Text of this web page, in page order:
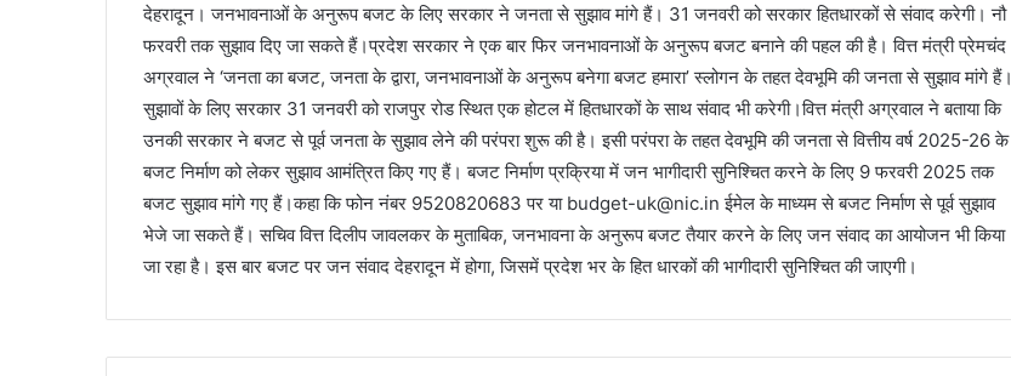
देहरादून। जनभावनाओं के अनुरूप बजट के लिए सरकार ने जनता से सुझाव मांगे हैं। 31 जनवरी को सरकार हितधारकों से संवाद करेगी। नौ
फरवरी तक सुझाव दिए जा सकते हैं।प्रदेश सरकार ने एक बार फिर जनभावनाओं के अनुरूप बजट बनाने की पहल की है। वित्त मंत्री प्रेमचंद
अग्रवाल ने ‘जनता का बजट, जनता के द्वारा, जनभावनाओं के अनुरूप बनेगा बजट हमारा’ स्लोगन के तहत देवभूमि की जनता से सुझाव मांगे हैं।
सुझावों के लिए सरकार 31 जनवरी को राजपुर रोड स्थित एक होटल में हितधारकों के साथ संवाद भी करेगी।वित्त मंत्री अग्रवाल ने बताया कि
उनकी सरकार ने बजट से पूर्व जनता के सुझाव लेने की परंपरा शुरू की है। इसी परंपरा के तहत देवभूमि की जनता से वित्तीय वर्ष 2025-26 के
बजट निर्माण को लेकर सुझाव आमंत्रित किए गए हैं। बजट निर्माण प्रक्रिया में जन भागीदारी सुनिश्चित करने के लिए 9 फरवरी 2025 तक
बजट सुझाव मांगे गए हैं।कहा कि फोन नंबर 9520820683 पर या budget-uk@nic.in ईमेल के माध्यम से बजट निर्माण से पूर्व सुझाव
भेजे जा सकते हैं। सचिव वित्त दिलीप जावलकर के मुताबिक, जनभावना के अनुरूप बजट तैयार करने के लिए जन संवाद का आयोजन भी किया
जा रहा है। इस बार बजट पर जन संवाद देहरादून में होगा, जिसमें प्रदेश भर के हित धारकों की भागीदारी सुनिश्चित की जाएगी।